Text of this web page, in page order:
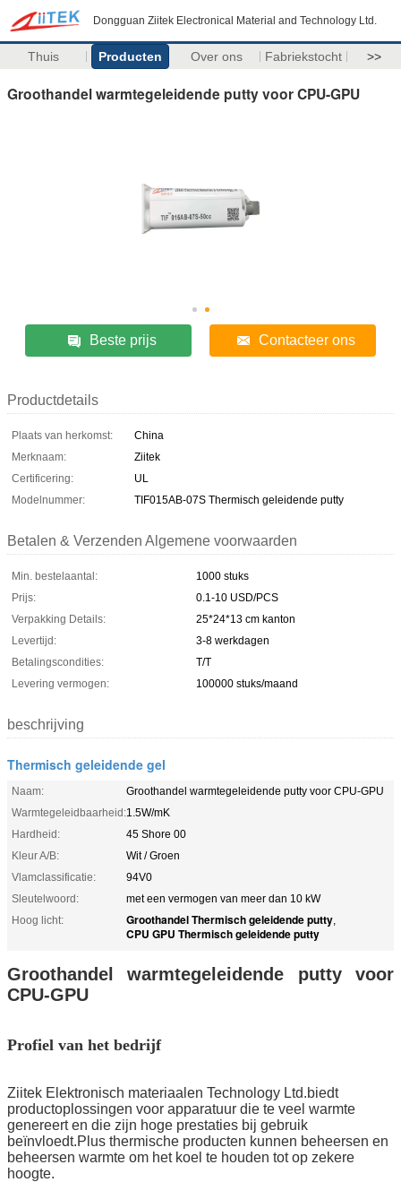
Dongguan Ziitek Electronical Material and Technology Ltd.
Thuis Producten Over ons Fabriekstocht >>
Groothandel warmtegeleidende putty voor CPU-GPU
Beste prijs Contacteer ons
Productdetails
Plaats van herkomst:
China
Merknaam:
Ziitek
Certificering:
UL
Modelnummer:
TIF015AB-07S Thermisch geleidende putty
Betalen & Verzenden Algemene voorwaarden
Min. bestelaantal:
1000 stuks
Prijs:
0.1-10 USD/PCS
Verpakking Details:
25*24*13 cm kanton
Levertijd:
3-8 werkdagen
Betalingscondities:
T/T
Levering vermogen:
100000 stuks/maand
beschrijving
Thermisch geleidende gel
Naam:
Groothandel warmtegeleidende putty voor CPU-GPU
Warmtegeleidbaarheid:1.5W/mK
Hardheid:
45 Shore 00
Kleur A/B:
Wit / Groen
Vlamclassificatie:
94V0
Sleutelwoord:
met een vermogen van meer dan 10 kW
Hoog licht:
Groothandel Thermisch geleidende putty,
CPU GPU Thermisch geleidende putty
Groothandel warmtegeleidende putty voor
CPU-GPU
Profiel van het bedrijf
Ziitek Elektronisch materiaal en Technology Ltd.biedt
productoplossingen voor apparatuur die te veel warmte
genereert en die zijn hoge prestaties bij gebruik
beïnvloedt.Plus thermische producten kunnen beheersen en
beheersen warmte om het koel te houden tot op zekere
hoogte.